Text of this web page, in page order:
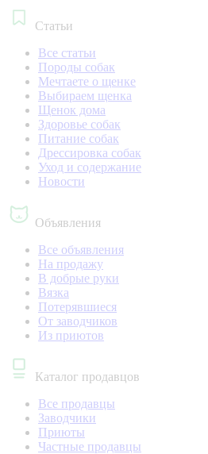
Статьи
Все статьи
Породы собак
Мечтаете о щенке
Выбираем щенка
Щенок дома
Здоровье собак
Питание собак
Дрессировка собак
Уход и содержание
Новости
Объявления
Все объявления
На продажу
В добрые руки
Вязка
Потерявшиеся
От заводчиков
Из приютов
Каталог продавцов
Все продавцы
Заводчики
Приюты
Частные продавцы